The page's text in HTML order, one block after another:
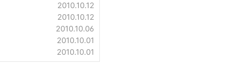
2010.10.12
2010.10.12
2010.10.06
2010.10.01
2010.10.01